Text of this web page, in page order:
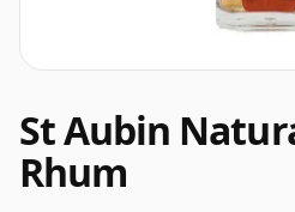
St Aubin
Rhum